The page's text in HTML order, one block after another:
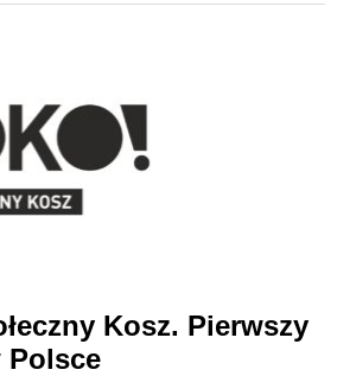
Kosz. Pierwszy
Polsce